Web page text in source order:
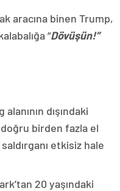
aracına binen Trump,
“Dövüşün!”
dışındaki
birden fazla el
etkisiz hale
20 yaşındaki